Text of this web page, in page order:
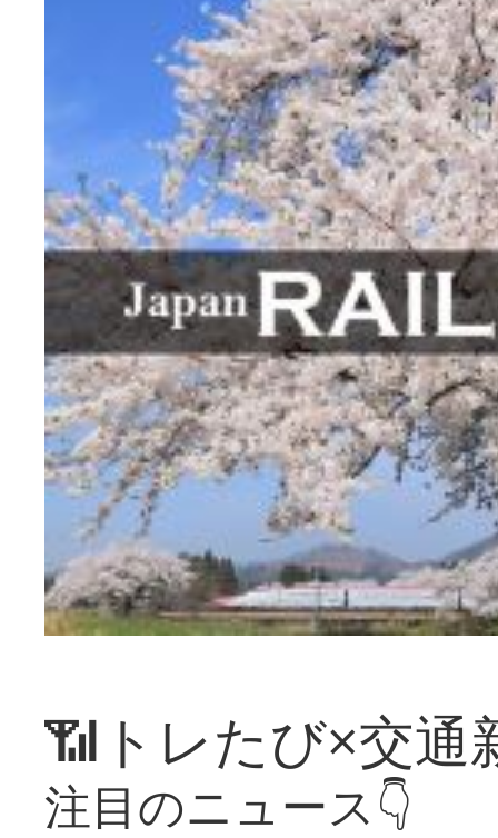
📶トレたび×交通
注目のニュース👇